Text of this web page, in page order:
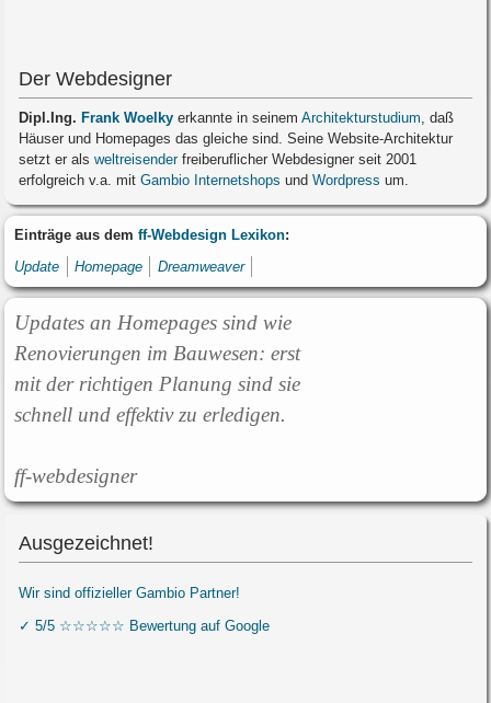
Der Webdesigner
Dipl.Ing. Frank Woelky erkannte in seinemArchitekturstudium , daß
Häuser und Homepages das gleiche sind. Seine Website-Architektur
setzt er alsweltreisenderfreiberuflicher Webdesigner seit 2001
erfolgreich v.a. mitGambio Internetshops undWordpress um.
Einträge aus demff-Webdesign Lexikon:
Update
Homepage Dreamweaver
Updates an Homepages sind wie
Renovierungen im Bauwesen: erst
mit der richtigen Planung sind sie
schnell und effektiv zu erledigen.
ff-webdesigner
Ausgezeichnet!
Wir sind offizieller Gambio Partner!
✓ 5/5 ☆☆☆☆☆ Bewertung auf Google